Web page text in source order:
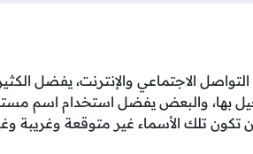
الاجتماعي والإنترنت، يفضل
بها، والبعض يفضل استخدام اسم
تكون تلك الأسماء غير متوقعة وغريبة